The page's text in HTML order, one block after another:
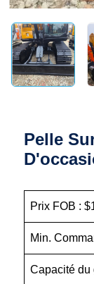
Pelle
Prix FOB :
Min.
Capacité du